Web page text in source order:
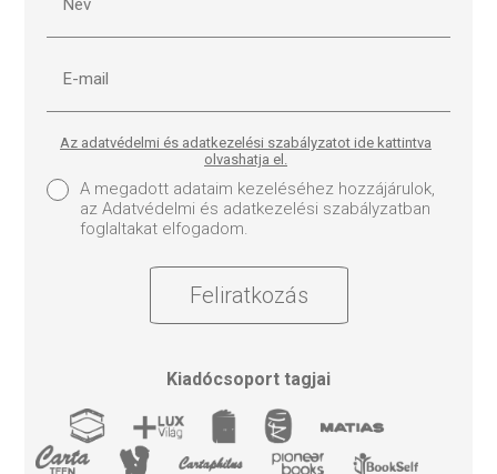
Az adatvédelmi és adatkezelési szabályzatot ide kattintva
olvashatja el.
A megadott adataim kezeléséhez hozzájárulok,
az Adatvédelmi és adatkezelési szabályzatban
foglaltakat elfogadom.
Feliratkozás
Kiadócsoport tagjai